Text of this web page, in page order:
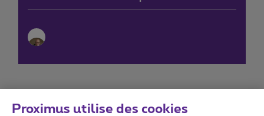
Proximus utilise des cookies